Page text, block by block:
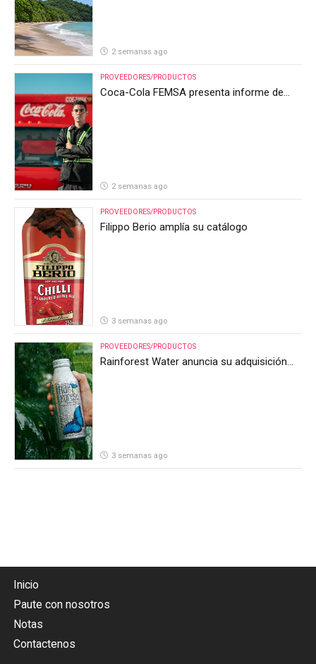
2 semanas ago
PROVEEDORES/PRODUCTOS
Coca-Cola FEMSA presenta informe de
2 semanas ago
PROVEEDORES/PRODUCTOS
Filippo Berio amplía su catálogo
3 semanas ago
PROVEEDORES/PRODUCTOS
Rainforest Water anuncia su adquisición
3 semanas ago
Inicio
Paute con nosotros
Notas
Contactenos